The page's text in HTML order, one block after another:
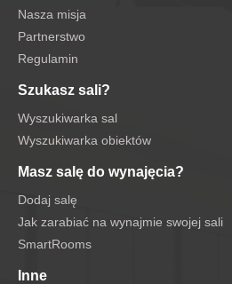
Nasza misja
Partnerstwo
Regulamin
Szukasz sali?
Wyszukiwarka sal
Wyszukiwarka obiektów
Masz salę do wynajęcia?
Dodaj salę
Jak zarabiać na wynajmie swojej sali
SmartRooms
Inne